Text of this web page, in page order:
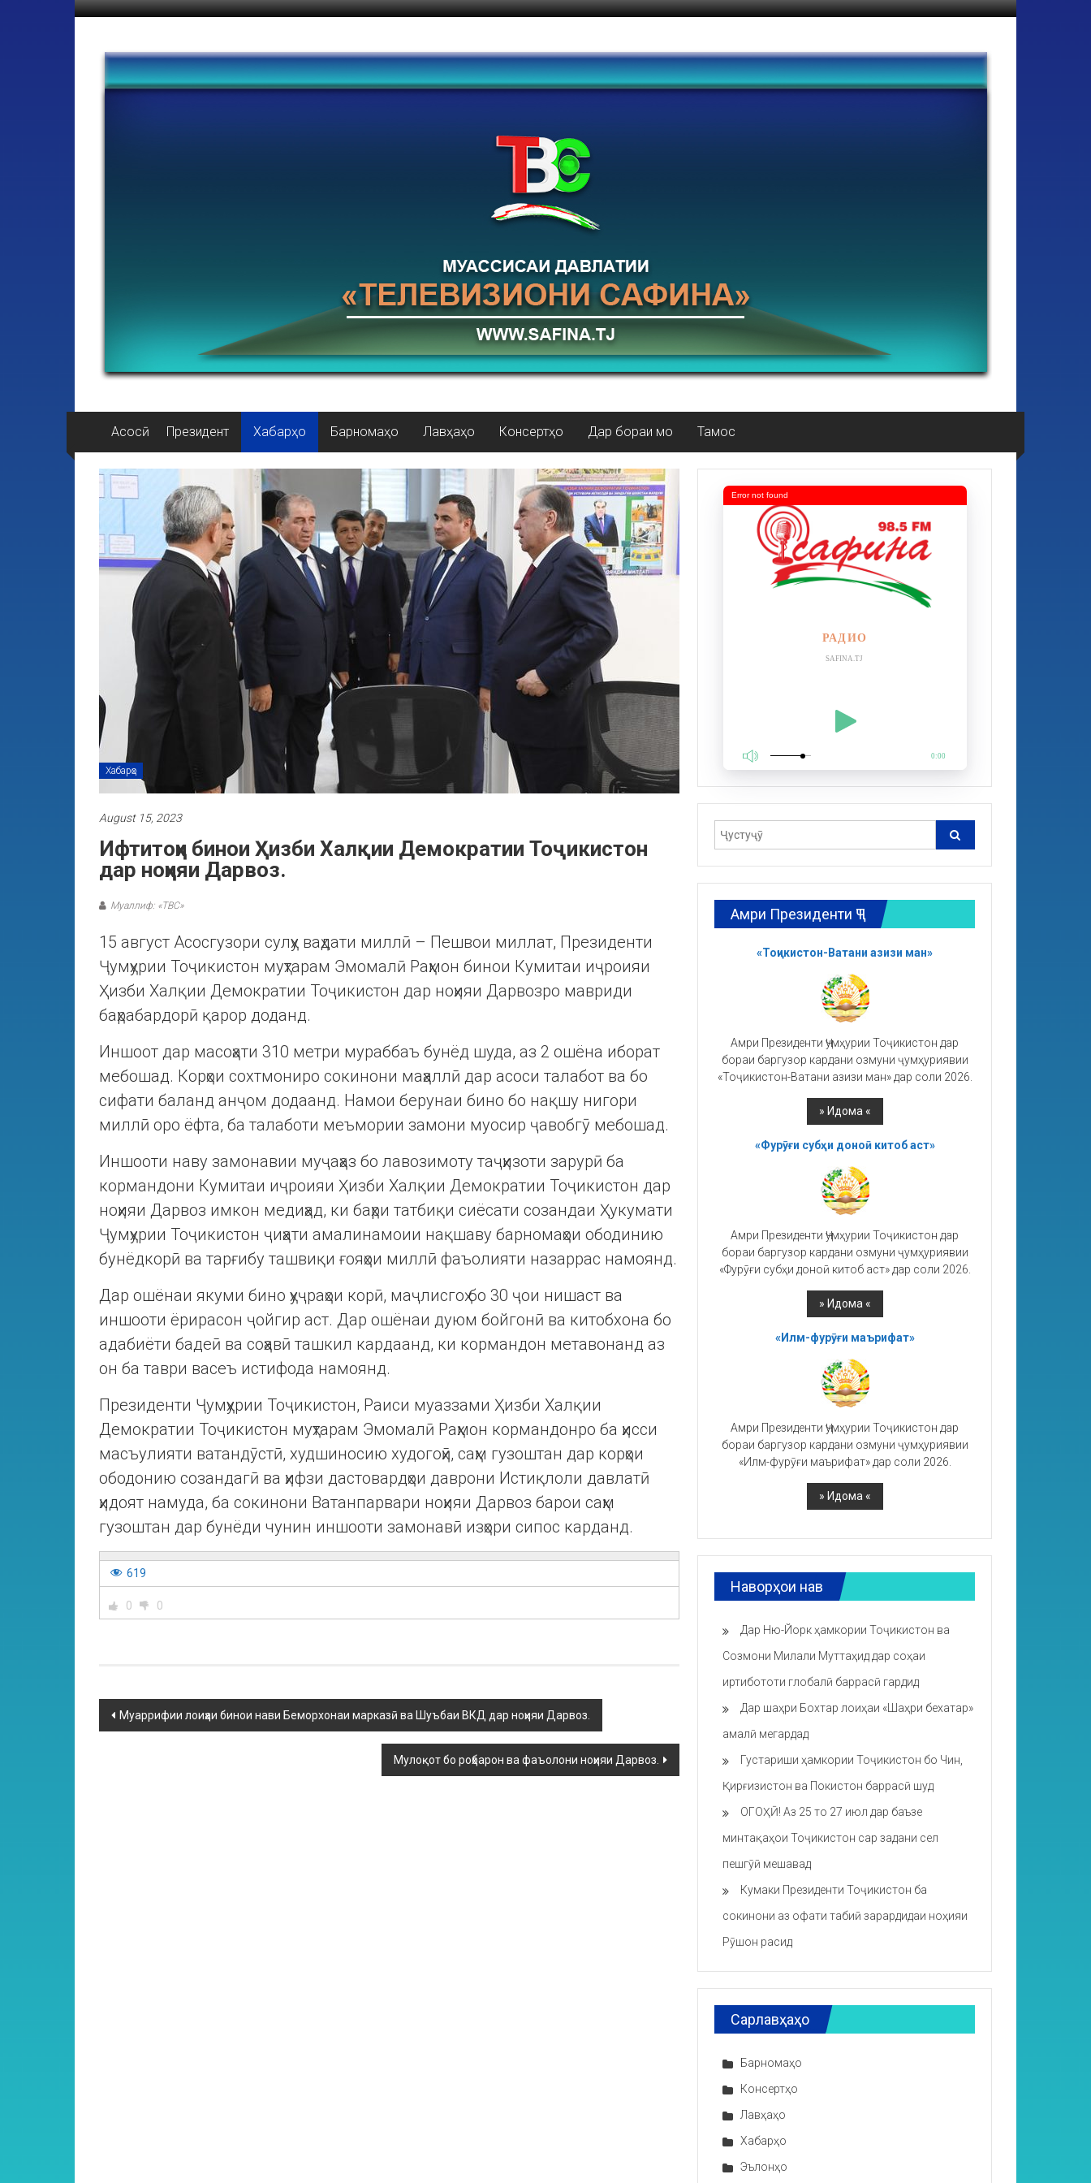
Асосӣ Президент Хабарҳо Барномаҳо Лавҳаҳо Консертҳо Дар бораи мо Тамос
Хабарҳо
August 15, 2023
Ифтитоҳи бинои Ҳизби Халқии Демократии Тоҷикистон
дар ноҳияи Дарвоз.
Муаллиф: «ТВС»
15 август Асосгузори сулҳу ваҳдати миллӣ – Пешвои миллат, Президенти
Ҷумҳурии Тоҷикистон муҳтарам Эмомалӣ Раҳмон бинои Кумитаи иҷроияи
Ҳизби Халқии Демократии Тоҷикистон дар ноҳияи Дарвозро мавриди
баҳрабардорӣ қарор доданд.
Иншоот дар масоҳати 310 метри мураббаъ бунëд шуда, аз 2 ошëна иборат
мебошад. Корҳои сохтмониро сокинони маҳаллӣ дар асоси талабот ва бо
сифати баланд анҷом додаанд. Намои берунаи бино бо нақшу нигори
миллӣ оро ëфта, ба талаботи меъмории замони муосир ҷавобгӯ мебошад.
Иншооти наву замонавии муҷаҳаз бо лавозимоту таҷҳизоти зарурӣ ба
кормандони Кумитаи иҷроияи Ҳизби Халқии Демократии Тоҷикистон дар
ноҳияи Дарвоз имкон медиҳад, ки баҳри татбиқи сиëсати созандаи Ҳукумати
Ҷумҳурии Тоҷикистон ҷиҳати амалинамоии нақшаву барномаҳои ободинию
бунёдкорӣ ва тарғибу ташвиқи ғояҳои миллӣ фаъолияти назаррас намоянд.
Дар ошëнаи якуми бино ҳуҷраҳои корӣ, маҷлисгоҳ бо 30 ҷои нишаст ва
иншооти ëрирасон ҷойгир аст. Дар ошëнаи дуюм бойгонӣ ва китобхона бо
адабиёти бадеӣ ва соҳавӣ ташкил кардаанд, ки кормандон метавонанд аз
он ба таври васеъ истифода намоянд.
Президенти Ҷумҳурии Тоҷикистон, Раиси муаззами Ҳизби Халқии
Демократии Тоҷикистон муҳтарам Эмомалӣ Раҳмон кормандонро ба ҳисси
масъулияти ватандӯстӣ, худшиносию худогоҳӣ, саҳм гузоштан дар корҳои
ободонию созандагӣ ва ҳифзи дастовардҳои даврони Истиқлоли давлатӣ
ҳидоят намуда, ба сокинони Ватанпарвари ноҳияи Дарвоз барои саҳм
гузоштан дар бунёди чунин иншооти замонавӣ изҳори сипос карданд.
619
0 0
Муаррифии лоиҳаи бинои нави Беморхонаи марказӣ ва Шуъбаи ВКД дар ноҳияи Дарвоз.
Мулоқот бо роҳбарон ва фаъолони ноҳияи Дарвоз.
РАДИО
SAFINA.TJ
0:00
Error not found
Амри Президенти ҶТ
«Тоҷикистон-Ватани азизи ман»
Амри Президенти Ҷумҳурии Тоҷикистон дар
бораи баргузор кардани озмуни ҷумҳуриявии
«Тоҷикистон-Ватани азизи ман» дар соли 2026.
«Фурӯғи субҳи доноӣ китоб аст»
Амри Президенти Ҷумҳурии Тоҷикистон дар
бораи баргузор кардани озмуни ҷумҳуриявии
«Фурӯғи субҳи доноӣ китоб аст» дар соли 2026.
«Илм-фурӯғи маърифат»
Амри Президенти Ҷумҳурии Тоҷикистон дар
бораи баргузор кардани озмуни ҷумҳуриявии
«Илм-фурӯғи маърифат» дар соли 2026.
Наворҳои нав
Дар Ню-Йорк ҳамкории Тоҷикистон ва
Созмони Милали Муттаҳид дар соҳаи
иртибототи глобалӣ баррасӣ гардид
Дар шаҳри Бохтар лоиҳаи «Шаҳри бехатар»
амалӣ мегардад
Густариши ҳамкории Тоҷикистон бо Чин,
Қирғизистон ва Покистон баррасӣ шуд
ОГОҲӢ! Аз 25 то 27 июл дар баъзе
минтақаҳои Тоҷикистон сар задани сел
пешгӯӣ мешавад
Кумаки Президенти Тоҷикистон ба
сокинони аз офати табиӣ зарардидаи ноҳияи
Рӯшон расид
Сарлавҳаҳо
Барномаҳо
Консертҳо
Лавҳаҳо
Хабарҳо
Эълонҳо